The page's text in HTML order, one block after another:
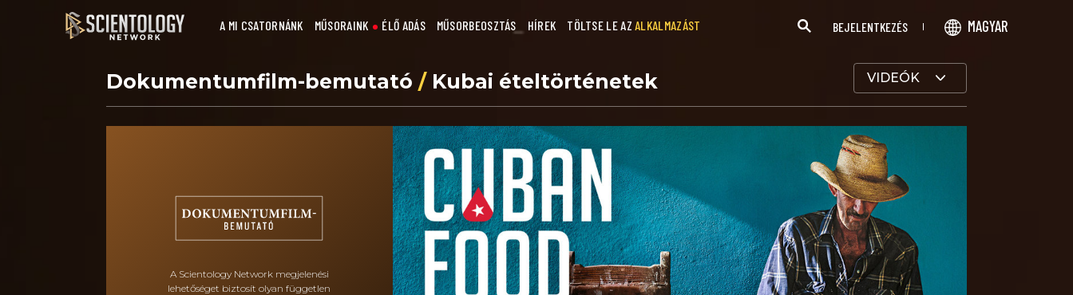
A MI CSATORNÁNK MŰSORAINK ÉLŐ ADÁS MŰSORBEOSZTÁS HÍREK TÖLTSE LE AZALKALMAZÁST BEJELENTKEZÉS MAGYAR
Dokumentumfilm-bemutató / Kubai ételtörténetek VIDEÓK
A Scientology Network megjelenési
lehetőséget biztosít olyan független